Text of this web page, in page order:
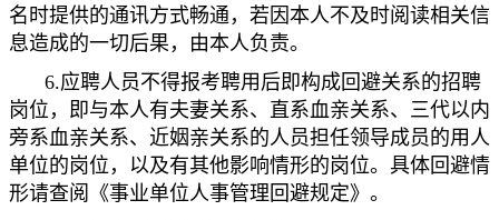
名时提供的通讯方式畅通，若因本人不及时阅读相关信
息造成的一切后果，由本人负责。
6.应聘人员不得报考聘用后即构成回避关系的招聘
岗位，即与本人有夫妻关系、直系血亲关系、三代以内
旁系血亲关系、近姻亲关系的人员担任领导成员的用人
单位的岗位，以及有其他影响情形的岗位。具体回避情
形请查阅《事业单位人事管理回避规定》。